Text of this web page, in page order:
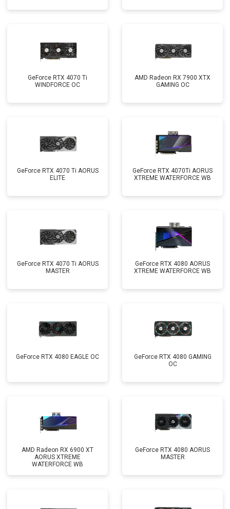
GeForce RTX 4070 Ti
WINDFORCE OC
AMD Radeon RX 7900 XTX
GAMING OC
GeForce RTX 4070 Ti AORUS
ELITE
GeForce RTX 4070Ti AORUS
XTREME WATERFORCE WB
GeForce RTX 4070 Ti AORUS
MASTER
GeForce RTX 4080 AORUS
XTREME WATERFORCE WB
GeForce RTX 4080 EAGLE OC
GeForce RTX 4080 GAMING
OC
AMD Radeon RX 6900 XT
AORUS XTREME
WATERFORCE WB
GeForce RTX 4080 AORUS
MASTER